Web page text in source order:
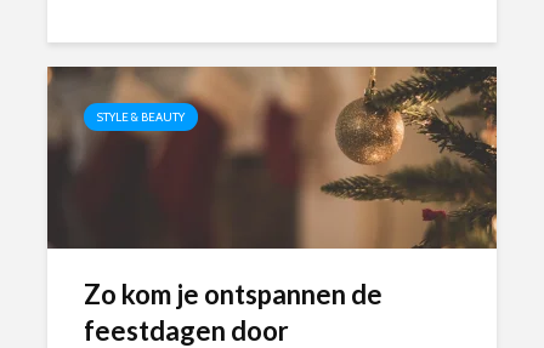
STYLE & BEAUTY
Zo kom je ontspannen de
feestdagen door